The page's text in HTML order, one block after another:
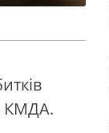
КМДА.